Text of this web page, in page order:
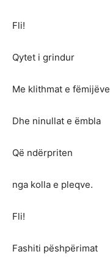
Fli!
Qytet i grindur
Me klithmat e fëmijëve
Dhe ninullat e ëmbla
Që ndërpriten
nga kolla e pleqve.
Fli!
Fashiti pëshpërimat